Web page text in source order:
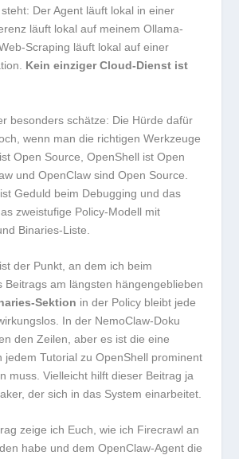
Der Agent läuft lokal in einer
läuft lokal auf meinem Ollama-
Scraping läuft lokal auf einer
Kein einziger Cloud-Dienst ist
besonders schätze: Die Hürde dafür
wenn man die richtigen Werkzeuge
Open Source, OpenShell ist Open
und OpenClaw sind Open Source.
Geduld beim Debugging und das
zweistufige Policy-Modell mit
Binaries-Liste.
der Punkt, an dem ich beim
Beitrags am längsten hängengeblieben
Sektion in der Policy bleibt jede
In der NemoClaw-Doku
den Zeilen, aber es ist die eine
jedem Tutorial zu OpenShell prominent
muss. Vielleicht hilft dieser Beitrag ja
der sich in das System einarbeitet.
zeige ich Euch, wie ich Firecrawl an
habe und dem OpenClaw-Agent die